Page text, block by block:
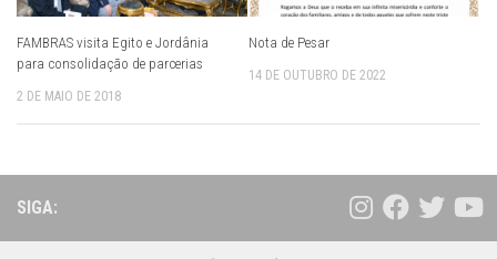
FAMBRAS visita Egito e Jordânia
para consolidação de parcerias
2 DE MAIO DE 2018
Nota de Pesar
14 DE OUTUBRO DE 2022
SIGA: